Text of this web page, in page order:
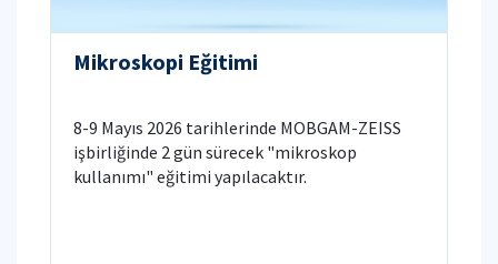
Mikroskopi Eğitimi
8-9 Mayıs 2026 tarihlerinde MOBGAM-ZEISS
işbirliğinde 2 gün sürecek "mikroskop
kullanımı" eğitimi yapılacaktır.